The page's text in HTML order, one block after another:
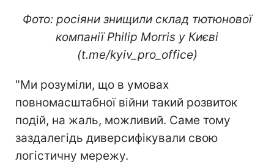
Фото: росіяни знищили склад тютюнової
компанії Philip Morris у Києві
(t.me/kyiv_pro_office)
"Ми розуміли, що в умовах
повномасштабної війни такий розвиток
подій, на жаль, можливий. Саме тому
заздалегідь диверсифікували свою
логістичну мережу.